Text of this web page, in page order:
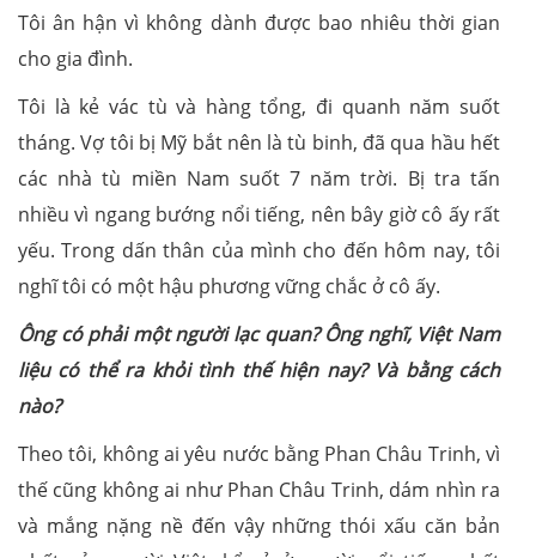
Tôi ân hận vì không dành được bao nhiêu thời gian
cho gia đình.
Tôi là kẻ vác tù và hàng tổng, đi quanh năm suốt
tháng. Vợ tôi bị Mỹ bắt nên là tù binh, đã qua hầu hết
các nhà tù miền Nam suốt 7 năm trời. Bị tra tấn
nhiều vì ngang bướng nổi tiếng, nên bây giờ cô ấy rất
yếu. Trong dấn thân của mình cho đến hôm nay, tôi
nghĩ tôi có một hậu phương vững chắc ở cô ấy.
Ông có phải một người lạc quan? Ông nghĩ, Việt Nam
liệu có thể ra khỏi tình thế hiện nay? Và bằng cách
nào?
Theo tôi, không ai yêu nước bằng Phan Châu Trinh, vì
thế cũng không ai như Phan Châu Trinh, dám nhìn ra
và mắng nặng nề đến vậy những thói xấu căn bản